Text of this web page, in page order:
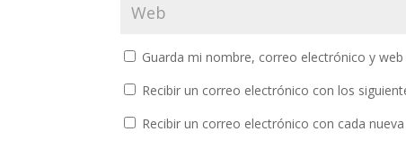
Guarda mi nombre, correo electrónico y
Recibir un correo electrónico con los
Recibir un correo electrónico con cada